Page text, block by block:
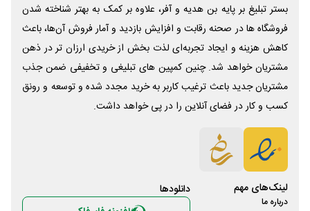
بستر تبلیغ بر پایه بن هدیه و آفر، علاوه بر کمک به بهتر شناخته شدن
فروشگاه ها در صحنه رقابت و افزایش بازدید و آمار فروش آن‌ها، باعث
کاهش هزینه و ایجاد تجربه‌ای لذت بخش از خریدی ارزان تر در ذهن
مشتریان خواهد شد. چنین کمپین های تبلیغی و تخفیفی ضمن جذب
مشتریان جدید باعث ترغیب کاربر به خرید مجدد شده و توسعه و رونق
کسب و کار در فضای آنلاین را در پی خواهد داشت.
لینک‌های مهم
درباره ما
دانلود‌ها